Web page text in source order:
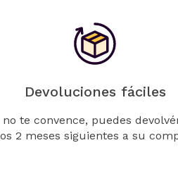
Devoluciones fáciles
no te convence, puedes
2 meses siguientes a su